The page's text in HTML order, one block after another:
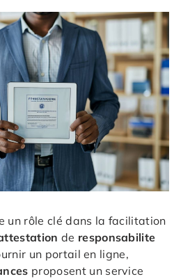
un rôle clé dans la facilitation
de responsabilite
un portail en ligne,
proposent un service